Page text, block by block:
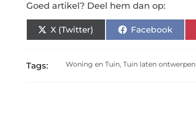
Goed artikel? Deel hem dan op:
X (Twitter) Facebook
Tags: Woning en Tuin,Tuin laten ontwerpen